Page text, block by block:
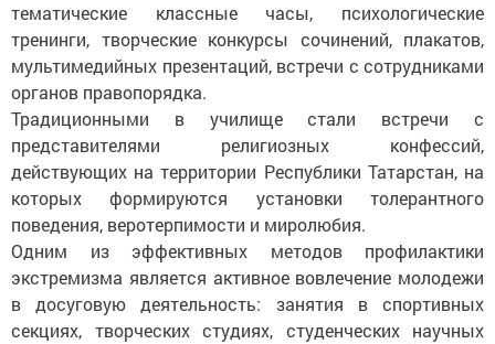
тематические классные часы, психологические
тренинги, творческие конкурсы сочинений, плакатов,
мультимедийных презентаций, встречи с сотрудниками
органов правопорядка.
Традиционными в училище стали встречи с
представителями религиозных конфессий,
действующих на территории Республики Татарстан, на
которых формируются установки толерантного
поведения, веротерпимости и миролюбия.
Одним из эффективных методов профилактики
экстремизма является активное вовлечение молодежи
в досуговую деятельность: занятия в спортивных
секциях­, творческих студиях, студенческих научных